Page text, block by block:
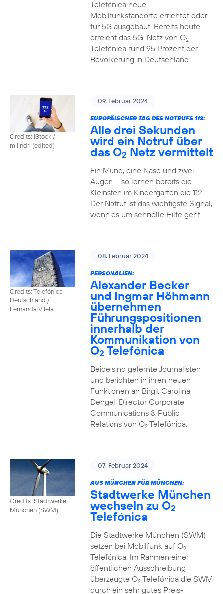
Telefónica neue
Mobilfunkstandorte errichtet oder
für 5G ausgebaut. Bereits heute
erreicht das 5G-Netz von O2
Telefónica rund 95 Prozent der
Bevölkerung in Deutschland.
Credits: iStock /
milindri (edited)
09. Februar 2024
EUROPÄISCHER TAG DES NOTRUFS 112:
Alle drei Sekunden
wird ein Notruf über
das O2 Netz vermittelt
Ein Mund, eine Nase und zwei
Augen – so lernen bereits die
Kleinsten im Kindergarten die 112.
Der Notruf ist das wichtigste Signal,
wenn es um schnelle Hilfe geht.
Credits: Telefónica
Deutschland /
Fernanda Vilela
08. Februar 2024
PERSONALIEN:
Alexander Becker
und Ingmar Höhmann
übernehmen
Führungspositionen
innerhalb der
Kommunikation von
O2 Telefónica
Beide sind gelernte Journalisten
und berichten in ihren neuen
Funktionen an Birgit Carolina
Dengel, Director Corporate
Communications & Public
Relations von O2Telefónica.
Credits: Stadtwerke
München (SWM)
07. Februar 2024
AUS MÜNCHEN FÜR MÜNCHEN:
Stadtwerke München
wechseln zu O2
Telefónica
Die Stadtwerke München (SWM)
setzen bei Mobilfunk auf O2
Telefónica. Im Rahmen einer
öffentlichen Ausschreibung
überzeugte O2Telefónica die SWM
durch ein sehr gutes Preis-